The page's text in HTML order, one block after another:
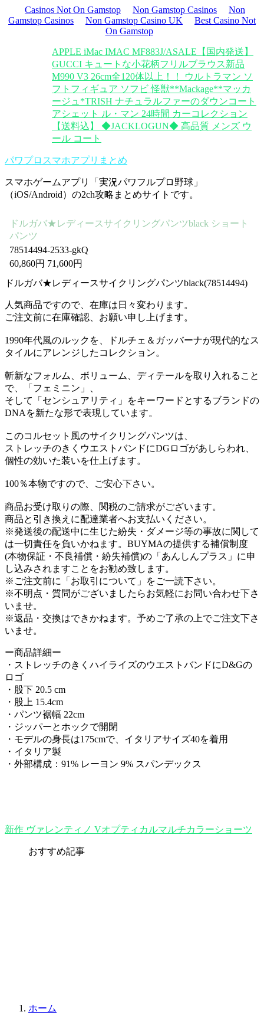
Casinos Not On Gamstop Non Gamstop Casinos
Non
Gamstop Casinos
Non Gamstop Casino UK
Best Casino Not
On Gamstop
APPLE iMac IMAC MF883J/ASALE【国内発送】
GUCCI キュートな小花柄フリルブラウス新品
M990 V3 26cm全120体以上！！ ウルトラマン ソ
フトフィギュア ソフビ 怪獣**Mackage**マッカ
ージュ*TRISH ナチュラルファーのダウンコート
アシェット ル・マン 24時間 カーコレクション
【送料込】 ◆JACKLOGUN◆ 高品質 メンズ ウ
ール コート
パワプロスマホアプリまとめ
スマホゲームアプリ「実況パワフルプロ野球」
（iOS/Android）の2ch攻略まとめサイトです。
ドルガバ★レディースサイクリングパンツblack ショート
パンツ
78514494-2533-gkQ
60,860円 71,600円
ドルガバ★レディースサイクリングパンツblack(78514494)
人気商品ですので、在庫は日々変わります。
ご注文前に在庫確認、お願い申し上げます。
1990年代風のルックを、ドルチェ＆ガッバーナが現代的なス
タイルにアレンジしたコレクション。
斬新なフォルム、ボリューム、ディテールを取り入れること
で、「フェミニン」、
そして「センシュアリティ」をキーワードとするブランドの
DNAを新たな形で表現しています。
このコルセット風のサイクリングパンツは、
ストレッチのきくウエストバンドにDGロゴがあしらわれ、
個性の効いた装いを仕上げます。
100％本物ですので、ご安心下さい。
商品お受け取りの際、関税のご請求がございます。
商品と引き換えに配達業者へお支払いください。
※発送後の配送中に生じた紛失・ダメージ等の事故に関して
は一切責任を負いかねます。BUYMAの提供する補償制度
(本物保証・不良補償・紛失補償)の「あんしんプラス」に申
し込みされますことをお勧め致します。
※ご注文前に「お取引について」をご一読下さい。
※不明点・質問がございましたらお気軽にお問い合わせ下さ
いませ。
※返品・交換はできかねます。予めご了承の上でご注文下さ
いませ。
ー商品詳細ー
・ストレッチのきくハイライズのウエストバンドにD&Gの
ロゴ
・股下 20.5 cm
・股上 15.4cm
・パンツ裾幅 22cm
・ジッパーとホックで開閉
・モデルの身長は175cmで、イタリアサイズ40を着用
・イタリア製
・外部構成：91% レーヨン 9% スパンデックス
新作 ヴァレンティノ Vオプティカルマルチカラーショーツ
おすすめ記事
ホーム